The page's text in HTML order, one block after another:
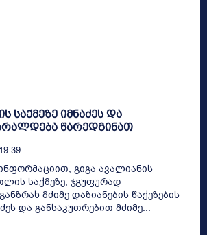
საქმეზე იმნაძეს და
წარედგინათ
გიგა ავალიანის
საქმეზე, ჯგუფურად
მძიმე დაზიანების წაქეზების
და განსაკუთრებით მძიმე...